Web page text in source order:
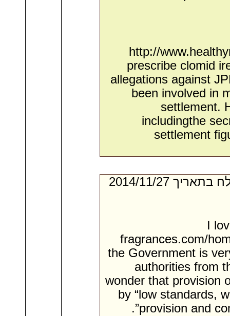
http://
prescribe clomid
allegations against
been involved in
settlement.
includingthe
settlement
- מאת:‏ Vicente*. ‏ נשלח בתאריך ‏27/‏11/‏2014
I
fragrances.com/
the Government is
authorities from
wonder that provision
by “low standards,
provision and